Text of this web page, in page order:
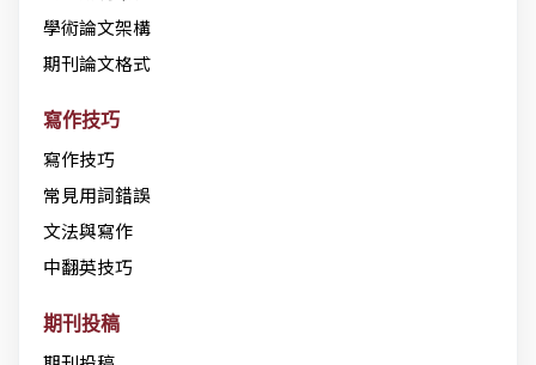
學術論文架構
期刊論文格式
寫作技巧
寫作技巧
常見用詞錯誤
文法與寫作
中翻英技巧
期刊投稿